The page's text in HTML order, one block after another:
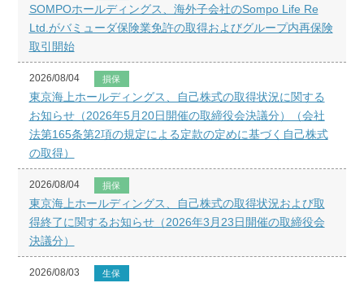
SOMPOホールディングス、海外子会社のSompo Life Re
Ltd.がバミューダ保険業免許の取得およびグループ内再保険
取引開始
2026/08/04 損保
東京海上ホールディングス、自己株式の取得状況に関する
お知らせ（2026年5月20日開催の取締役会決議分）（会社
法第165条第2項の規定による定款の定めに基づく自己株式
の取得）
2026/08/04 損保
東京海上ホールディングス、自己株式の取得状況および取
得終了に関するお知らせ（2026年3月23日開催の取締役会
決議分）
2026/08/03 生保